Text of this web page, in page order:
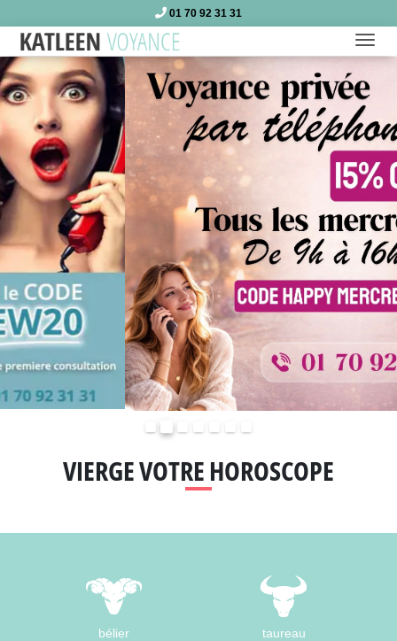
01 70 92 31 31
VIERGE VOTRE HOROSCOPE
bélier taureau